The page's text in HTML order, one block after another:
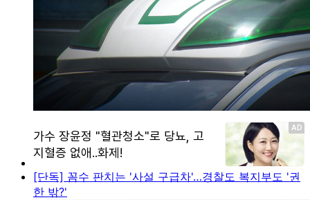
[단독] 꼼수 판치는 '사설 구급차'…경찰도 복지부도 '권
한 밖?'